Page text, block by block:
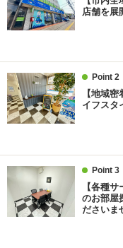
損保 要
その他諸費用 -
次回更新予定日 2026/
店舗を展
Point 2
【地域
イフスタ
Point 3
【各種
のお部屋
ださいま